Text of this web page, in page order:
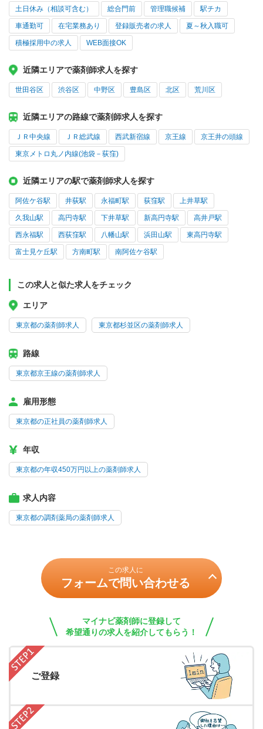
土日休み（相談可含む） 総合門前 管理職候補 駅チカ
車通勤可 在宅業務あり 登録販売者の求人 夏～秋入職可
積極採用中の求人 WEB面接OK
近隣エリアで薬剤師求人を探す
世田谷区 渋谷区 中野区 豊島区 北区 荒川区
近隣エリアの路線で薬剤師求人を探す
ＪＲ中央線 ＪＲ総武線 西武新宿線 京王線 京王井の頭線
東京メトロ丸ノ内線(池袋－荻窪)
近隣エリアの駅で薬剤師求人を探す
阿佐ケ谷駅 井荻駅 永福町駅 荻窪駅 上井草駅
久我山駅 高円寺駅 下井草駅 新高円寺駅 高井戸駅
西永福駅 西荻窪駅 八幡山駅 浜田山駅 東高円寺駅
富士見ケ丘駅 方南町駅 南阿佐ケ谷駅
この求人と似た求人をチェック
エリア
東京都の薬剤師求人 東京都杉並区の薬剤師求人
路線
東京都京王線の薬剤師求人
雇用形態
東京都の正社員の薬剤師求人
年収
東京都の年収450万円以上の薬剤師求人
求人内容
東京都の調剤薬局の薬剤師求人
この求人に
フォームで問い合わせる
マイナビ薬剤師に登録して
希望通りの求人を紹介してもらう！
ご登録